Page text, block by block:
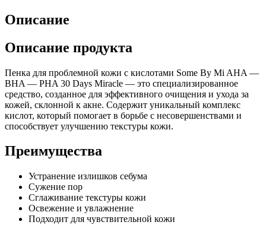
Описание
Описание продукта
Пенка для проблемной кожи с кислотами Some By Mi AHA —
BHA — PHA 30 Days Miracle — это специализированное
средство, созданное для эффективного очищения и ухода за
кожей, склонной к акне. Содержит уникальный комплекс
кислот, который помогает в борьбе с несовершенствами и
способствует улучшению текстуры кожи.
Преимущества
Устранение излишков себума
Сужение пор
Сглаживание текстуры кожи
Освежение и увлажнение
Подходит для чувствительной кожи